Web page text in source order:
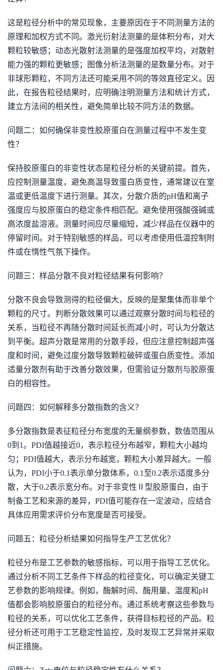
这是粒径分析中的常见现象，主要原因在于不同测量方法的
原理和加权方式不同。激光衍射法测量的是体积分布，对大
颗粒较敏感；动态光散射法测量的是强度加权平均，对散射
能力强的颗粒更敏感；图像分析法测量的是数量分布。对于
非球形颗粒，不同方法还可能采用不同的等效直径定义。因
此，在报告粒径结果时，应明确注明测量方法和统计方式，
建立方法间的相关性，避免简单比较不同方法的数据。
问题二：如何确保非变性胶原蛋白在测量过程中不发生变
性？
保持胶原蛋白的非变性状态是粒径分析的关键前提。首先，
应控制测量温度，避免高温导致蛋白质变性，通常建议在室
温或更低温度下进行测量。其次，分散介质的pH值和离子
强度应与胶原蛋白的稳定条件相匹配。避免使用强酸强碱或
高浓度盐溶液。测量时间应尽量缩短，减少样品在仪器中的
停留时间。对于特别敏感的样品，可以考虑使用低温控制附
件或在惰性气氛下操作。
问题三：样品分散不良对粒径结果有何影响？
分散不良会导致测得的粒径偏大，反映的是聚集体而非单个
颗粒的尺寸。判断分散效果可以通过观察分散时间与粒径的
关系，当粒径不再随分散时间延长而减小时，可认为分散达
到平衡。超声分散是常用的分散手段，但应注意控制超声强
度和时间，避免过度分散导致颗粒破碎或蛋白质变性。添加
适量分散剂有助于改善分散效果，但需验证分散剂与胶原蛋
白的相容性。
问题四：如何解释多分散指数的含义？
多分散指数是表征粒径分布宽度的无量纲参数，数值范围从
0到1。PDI值越接近0，表示粒径分布越窄，颗粒大小越均
匀；PDI值越大，表示分布越宽，颗粒大小差异越大。一般
认为，PDI小于0.1表示单分散体系，0.1至0.2表示适度多分
散，大于0.2表示宽分布。对于非变性Ⅱ型胶原蛋白，由于
制备工艺和来源的差异，PDI值可能存在一定波动，应结合
具体应用需求评价分布宽度是否可接受。
问题五：粒径分析结果如何指导生产工艺优化？
粒径分布是工艺参数的敏感指标，可以用于指导工艺优化。
通过分析不同工艺条件下样品的粒径变化，可以确定关键工
艺参数的影响规律。例如，酶解时间、酶用量、温度和pH
值都会影响胶原蛋白的粒径分布。通过系统考察这些参数与
粒径的关系，可以优化工艺条件，获得目标粒径的产品。粒
径分析还可用于工艺稳定性监控，及时发现工艺异常并采取
纠正措施。